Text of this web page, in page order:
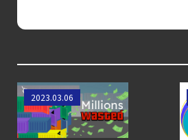
AIワークロードの
｜LLM・
GPU環境を守る新
【ブログ】
Kubernetesのリソ
ースに何百万ドルも
浪費
2023.03.06